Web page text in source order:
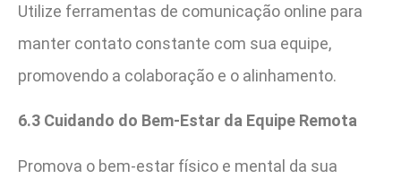
Utilize ferramentas de comunicação online para
manter contato constante com sua equipe,
promovendo a colaboração e o alinhamento.
6.3 Cuidando do Bem-Estar da Equipe Remota
Promova o bem-estar físico e mental da sua